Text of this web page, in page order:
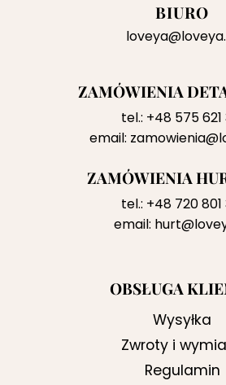
BIURO
ZAMÓWIENIA
tel.: +48 575 621
email:
ZAMÓWIENIA
tel.: +48 720 801
email:
OBSŁUGA
Wysyłka
Zwroty i
Regulamin